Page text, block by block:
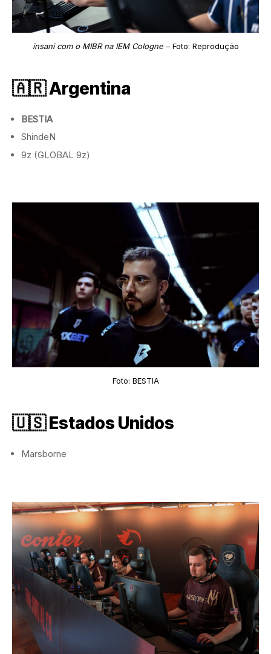
insani com o MIBR na IEM Cologne– Foto: Reprodução
🇦🇷 Argentina
BESTIA
ShindeN
9z (GLOBAL 9z)
Foto: BESTIA
🇺🇸 Estados Unidos
Marsborne